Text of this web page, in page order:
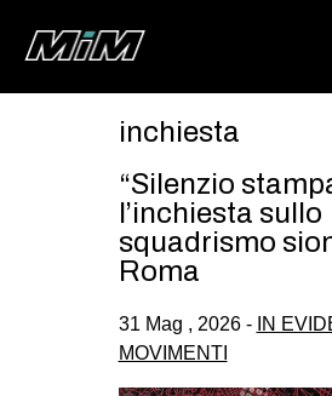
ABOUT
GAZA
CSOA
inchiesta
“Silenzio
l’inchiesta sullo
squadrismo
Roma
31 Mag , 2026 - IN
MOVIMENTI